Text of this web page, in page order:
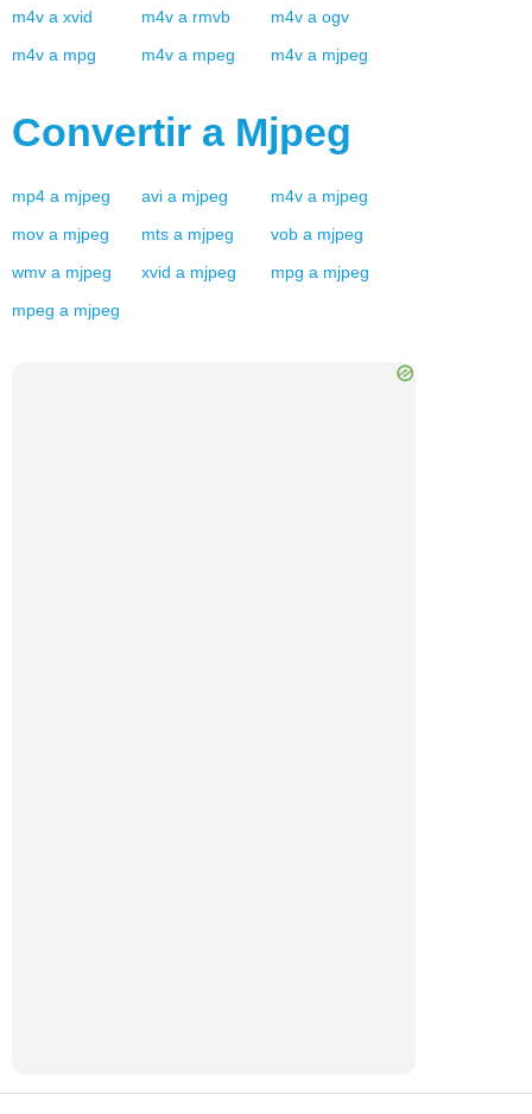
m4v a xvid m4v a rmvb m4v a ogv
m4v a mpg m4v a mpeg m4v a mjpeg
Convertir a Mjpeg
mp4 a mjpeg avi a mjpeg m4v a mjpeg
mov a mjpeg mts a mjpeg vob a mjpeg
wmv a mjpeg xvid a mjpeg mpg a mjpeg
mpeg a mjpeg